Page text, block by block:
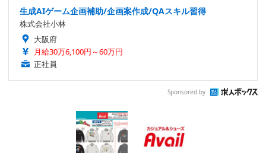
生成AIゲーム企画補助/企画案作成/QAスキル習得
株式会社小林
大阪府
月給30万6,100円～60万円
正社員
Sponsored by